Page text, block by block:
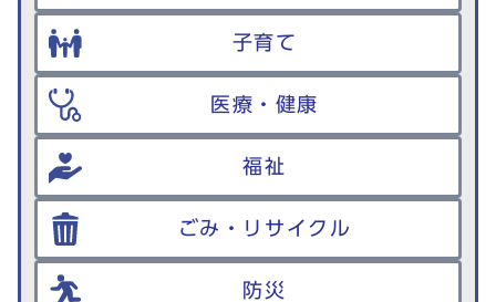
子育て
医療・健康
福祉
ごみ・リサイクル
防災